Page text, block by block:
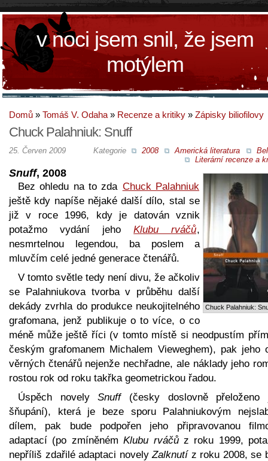
v noci jsem snil, že jsem
motýlem
Domů » Tomáš V. Odaha » Recenze a kritiky » Zápisky biliofilovy
Chuck Palahniuk: Snuff
Kategorie 2008 Americká literatura
Literární recenze a
25. Červen 2009
Chuck Palahniuk:
Snuff, 2008
Bez ohledu na to zda Chuck Palahniuk
ještě kdy napíše nějaké další dílo, stal se
již v roce 1996, kdy je datován vznik
potažmo vydání jeho Klubu rváčů,
nesmrtelnou legendou, ba poslem a
mluvčím celé jedné generace čtenářů.
V tomto světle tedy není divu, že ačkoliv
se Palahniukova tvorba v průběhu další
dekády zvrhla do produkce neukojitelného
grafomana, jenž publikuje o to více, o co
méně může ještě říci (v tomto místě si neodpustím
českým grafomanem Michalem Vieweghem), pak jeho
věrných čtenářů nejenže nechřadne, ale náklady jeho
rostou rok od roku takřka geometrickou řadou.
Úspěch novelySnuff(česky doslovně přeloženo
šňupání), která je beze sporu Palahniukovým
dílem, pak bude podpořen jeho připravovanou
adaptací (po zmíněnémKlubu rváčůz roku 1999,
nepříliš zdařilé adaptaci novelyZalknutíz roku 2008, se